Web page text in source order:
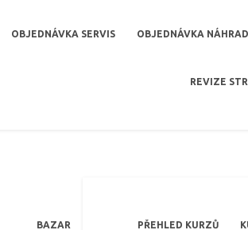
OBJEDNÁVKA SERVIS OBJEDNÁVKA
REVIZE
BAZAR PŘEHLED KURZŮ